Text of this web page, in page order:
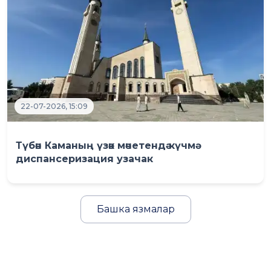
22-07-2026, 15:09
Түбән Каманың үзәк мәчетендә күчмә
диспансеризация узачак
Башка язмалар